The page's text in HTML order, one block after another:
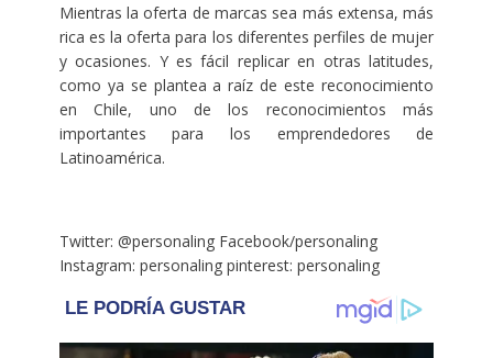
Mientras la oferta de marcas sea más extensa, más
rica es la oferta para los diferentes perfiles de mujer
y ocasiones. Y es fácil replicar en otras latitudes,
como ya se plantea a raíz de este reconocimiento
en Chile, uno de los reconocimientos más
importantes para los emprendedores de
Latinoamérica.
Twitter: @personaling Facebook/personaling
Instagram: personaling pinterest: personaling